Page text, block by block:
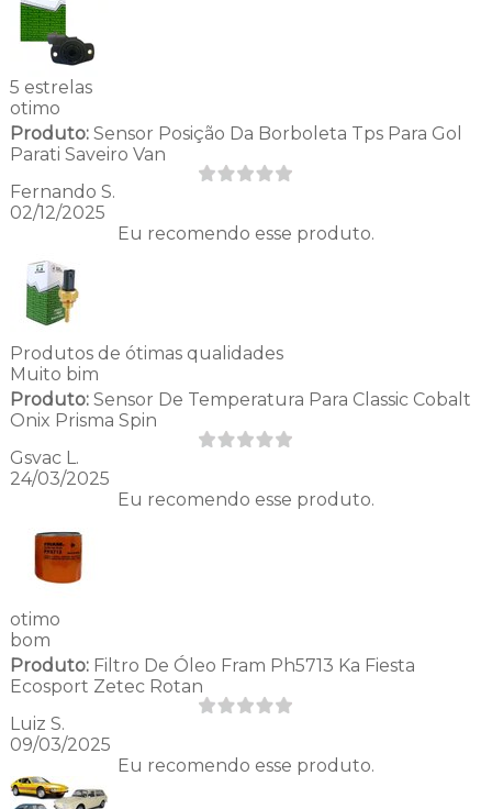
5 estrelas
otimo
Produto:Sensor Posição Da Borboleta Tps Para Gol
Parati Saveiro Van
Fernando S.
02/12/2025
Eu recomendo esse produto.
Produtos de ótimas qualidades
Muito bim
Produto:Sensor De Temperatura Para Classic Cobalt
Onix Prisma Spin
Gsvac L.
24/03/2025
Eu recomendo esse produto.
otimo
bom
Produto:Filtro De Óleo Fram Ph5713 Ka Fiesta
Ecosport Zetec Rotan
Luiz S.
09/03/2025
Eu recomendo esse produto.